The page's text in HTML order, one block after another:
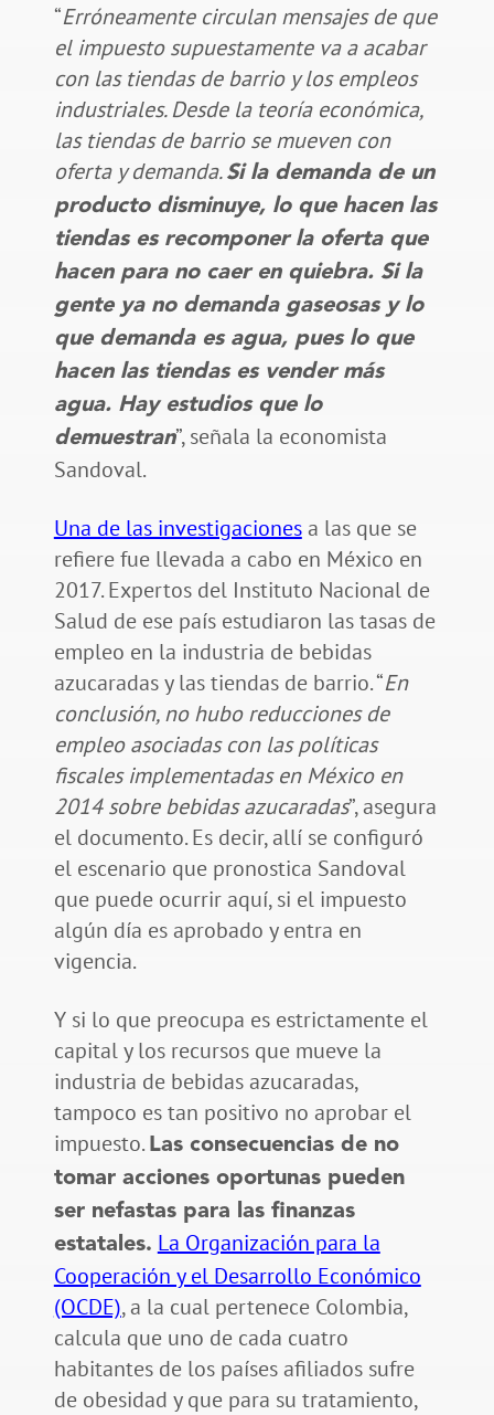
“Erróneamente circulan mensajes de que
el impuesto supuestamente va a acabar
con las tiendas de barrio y los empleos
industriales. Desde la teoría económica,
las tiendas de barrio se mueven con
oferta y demanda. Si la demanda de un
producto disminuye, lo que hacen las
tiendas es recomponer la oferta que
hacen para no caer en quiebra. Si la
gente ya no demanda gaseosas y lo
que demanda es agua, pues lo que
hacen las tiendas es vender más
agua. Hay estudios que lo
demuestran”, señala la economista
Sandoval.
Una de las investigacionesa las que se
refiere fue llevada a cabo en México en
2017. Expertos del Instituto Nacional de
Salud de ese país estudiaron las tasas de
empleo en la industria de bebidas
azucaradas y las tiendas de barrio. “En
conclusión, no hubo reducciones de
empleo asociadas con las políticas
fiscales implementadas en México en
2014 sobre bebidas azucaradas”, asegura
el documento. Es decir, allí se configuró
el escenario que pronostica Sandoval
que puede ocurrir aquí, si el impuesto
algún día es aprobado y entra en
vigencia.
Y si lo que preocupa es estrictamente el
capital y los recursos que mueve la
industria de bebidas azucaradas,
tampoco es tan positivo no aprobar el
impuesto. Las consecuencias de no
tomar acciones oportunas pueden
ser nefastas para las finanzas
estatales. La Organización para la
Cooperación y el Desarrollo Económico
(OCDE), a la cual pertenece Colombia,
calcula que uno de cada cuatro
habitantes de los países afiliados sufre
de obesidad y que para su tratamiento,